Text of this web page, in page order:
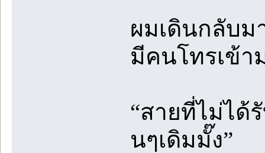
ผมเดินกลับม
มีคนโทรเข้า
“สายที่ไม่ได้
นๆเดิมมั๊ง”